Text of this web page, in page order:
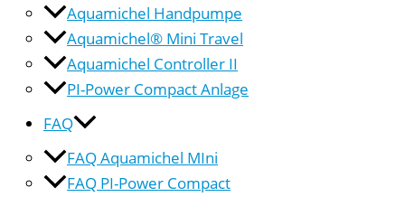
Aquamichel Handpumpe
Aquamichel® Mini Travel
Aquamichel Controller II
PI-Power Compact Anlage
FAQ
FAQ Aquamichel MIni
FAQ PI-Power Compact